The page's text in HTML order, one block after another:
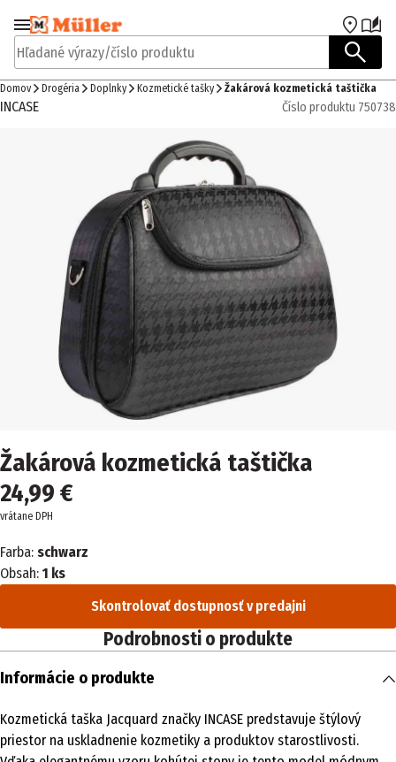
Prejsť na navigáciu
Prejsť na hlavný obsah
Hľadané výrazy/číslo produktu
Domov Drogéria Doplnky Kozmetické tašky Žakárová kozmetická taštička
INCASE Číslo produktu 750738
Žakárová kozmetická taštička
24,99 €
vrátane DPH
Farba: schwarz
Obsah: 1 ks
Skontrolovať dostupnosť v predajni
Podrobnosti o produkte
Informácie o produkte
Kozmetická taška Jacquard značky INCASE predstavuje štýlový
priestor na uskladnenie kozmetiky a produktov starostlivosti.